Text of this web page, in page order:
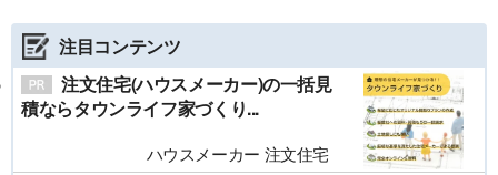
注目コンテンツ
注文住宅(ハウスメーカー)の一括見
積ならタウンライフ家づくり...
ハウスメーカー 注文住宅